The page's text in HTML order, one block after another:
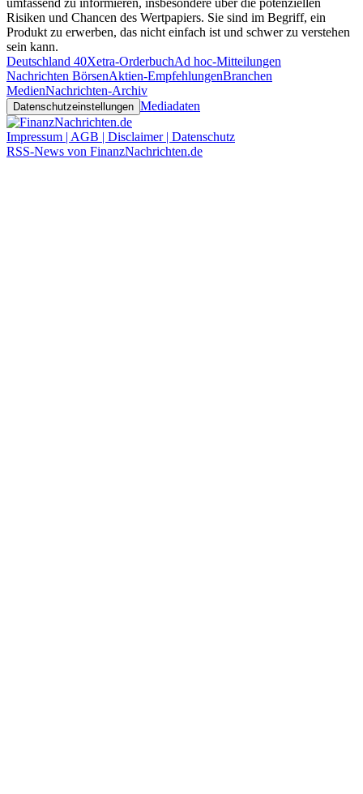
umfassend zu informieren, insbesondere über die potenziellen
Risiken und Chancen des Wertpapiers. Sie sind im Begriff, ein
Produkt zu erwerben, das nicht einfach ist und schwer zu verstehen
sein kann.
Deutschland 40Xetra-OrderbuchAd hoc-Mitteilungen
Nachrichten BörsenAktien-EmpfehlungenBranchen
MedienNachrichten-Archiv
Datenschutzeinstellungen Mediadaten
Impressum | AGB | Disclaimer | Datenschutz
RSS-News von FinanzNachrichten.de